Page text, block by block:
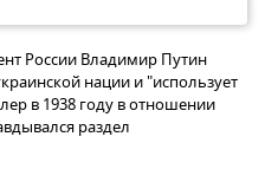
России Владимир Путин
нации и "использует
в 1938 году в отношении
раздел